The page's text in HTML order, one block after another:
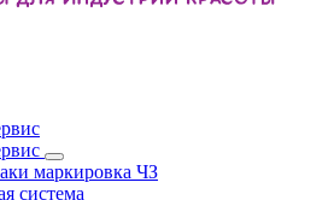
маркировка ЧЗ
система